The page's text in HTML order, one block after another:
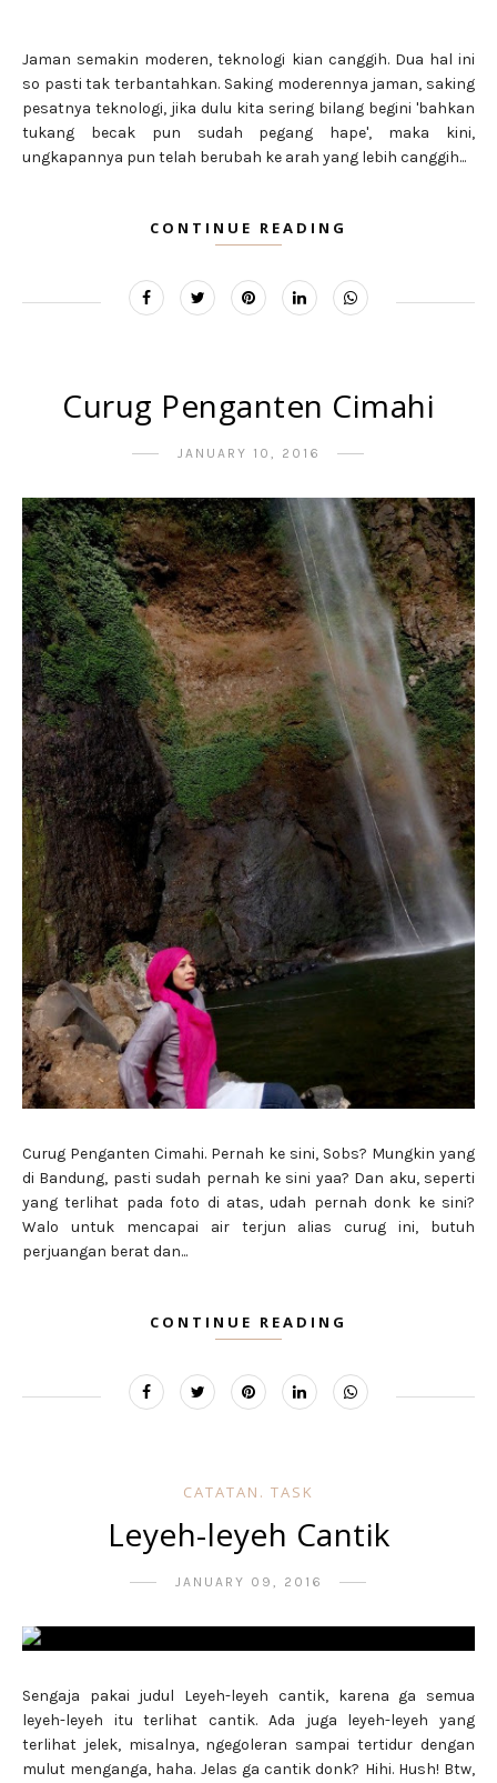
Jaman semakin moderen, teknologi kian canggih. Dua hal ini
so pasti tak terbantahkan. Saking moderennya jaman, saking
pesatnya teknologi, jika dulu kita sering bilang begini 'bahkan
tukang becak pun sudah pegang hape', maka kini,
ungkapannya pun telah berubah ke arah yang lebih canggih...
CONTINUE READING
Curug Penganten Cimahi
JANUARY 10, 2016
Curug Penganten Cimahi. Pernah ke sini, Sobs? Mungkin yang
di Bandung, pasti sudah pernah ke sini yaa? Dan aku, seperti
yang terlihat pada foto di atas, udah pernah donk ke sini?
Walo untuk mencapai air terjun alias curug ini, butuh
perjuangan berat dan...
CONTINUE READING
CATATAN. TASK
Leyeh-leyeh Cantik
JANUARY 09, 2016
Sengaja pakai judul Leyeh-leyeh cantik, karena ga semua
leyeh-leyeh itu terlihat cantik. Ada juga leyeh-leyeh yang
terlihat jelek, misalnya, ngegoleran sampai tertidur dengan
mulut menganga, haha. Jelas ga cantik donk? Hihi. Hush! Btw,